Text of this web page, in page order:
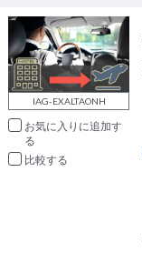
IAG-EXALTAONH
お気に入りに追加
比較